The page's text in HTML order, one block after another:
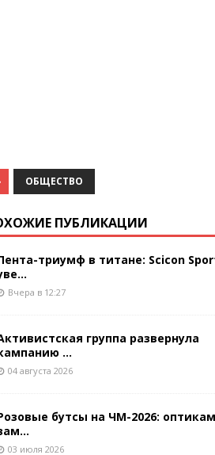
ОБЩЕСТВО
ПУБЛИКАЦИИ
триумф в титане: Scicon
Вчера в 12:27
группа развернула
...
04 августа 2026
бутсы на ЧМ-2026:
03 июля 2026